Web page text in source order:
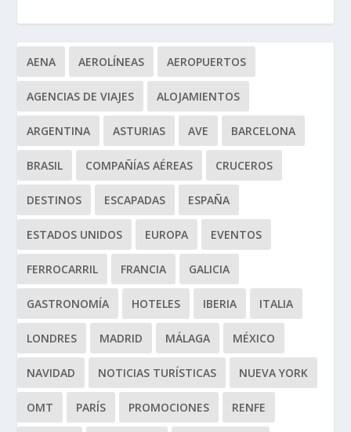
AENA AEROLÍNEAS AEROPUERTOS
AGENCIAS DE VIAJES ALOJAMIENTOS
ARGENTINA ASTURIAS AVE BARCELONA
BRASIL COMPAÑÍAS AÉREAS CRUCEROS
DESTINOS ESCAPADAS ESPAÑA
ESTADOS UNIDOS EUROPA EVENTOS
FERROCARRIL FRANCIA GALICIA
GASTRONOMÍA HOTELES IBERIA ITALIA
LONDRES MADRID MÁLAGA MÉXICO
NAVIDAD NOTICIAS TURÍSTICAS NUEVA YORK
OMT PARÍS PROMOCIONES RENFE